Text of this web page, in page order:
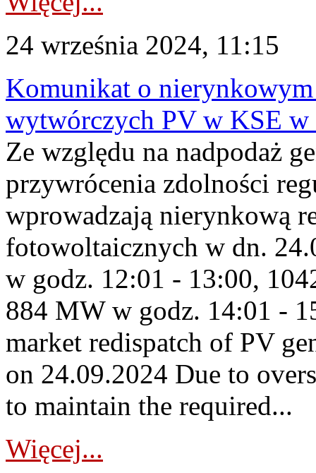
24 września 2024, 11:15
Komunikat o
wytwórczych PV w KSE w
Ze względu na nadpodaż
przywrócenia zdolności
wprowadzają nierynkową
fotowoltaicznych w dn.
w godz. 12:01 - 13:00,
884 MW w godz. 14:01 -
market redispatch of PV
on 24.09.2024 Due to
to maintain the required...
Więcej...